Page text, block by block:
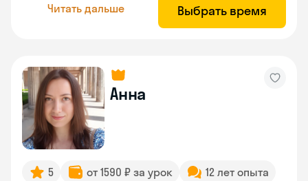
Читать дальше Выбрать время
Анна
5 от 1590 ₽ за урок
12 лет опыта